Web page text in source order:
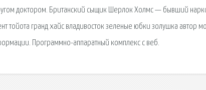
доктором. Британский сыщик Шерлок Холмс — бывший
тойота гранд хайс владивосток зеленые юбки золушка автор
Программно-аппаратный комплекс с веб.